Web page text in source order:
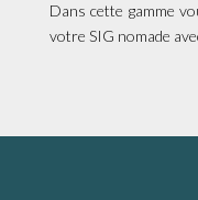
Dans cette gamme
votre SIG nomade